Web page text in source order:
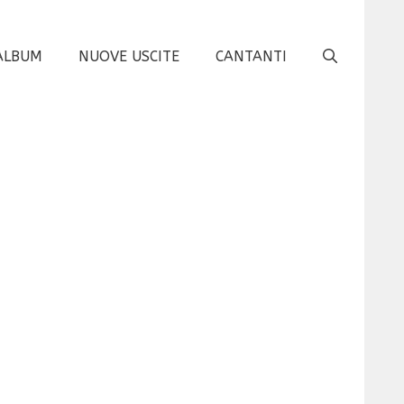
NUOVE USCITE CANTANTI